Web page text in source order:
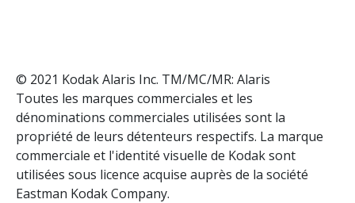
© 2021 Kodak Alaris Inc. TM/MC/MR: Alaris
Toutes les marques commerciales et les
dénominations commerciales utilisées sont la
propriété de leurs détenteurs respectifs. La marque
commerciale et l'identité visuelle de Kodak sont
utilisées sous licence acquise auprès de la société
Eastman Kodak Company.